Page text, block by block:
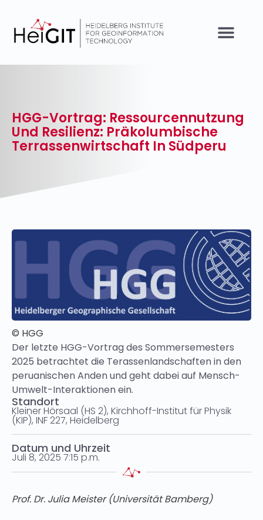
HGG-Vortrag: Ressourcennutzung
Und Resilienz: Präkolumbische
Terrassenwirtschaft In Südperu
© HGG
Der letzte HGG-Vortrag des Sommersemesters
2025 betrachtet die Terassenlandschaften in den
peruanischen Anden und geht dabei auf Mensch-
Umwelt-Interaktionen ein.
Standort
Kleiner Hörsaal (HS 2), Kirchhoff-Institut für Physik
(KIP), INF 227, Heidelberg
Datum und Uhrzeit
Juli 8, 2025 7:15 p.m.
Prof. Dr. Julia Meister (Universität Bamberg)​